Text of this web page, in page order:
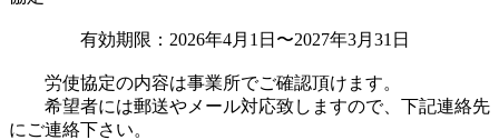
有効期限：2026年4月1日〜2027年3月31日
労使協定の内容は事業所でご確認頂けます。
希望者には郵送やメール対応致しますので、下記連絡先
にご連絡下さい。